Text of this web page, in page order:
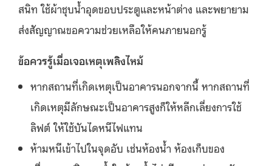
สนิท ใช้ผ้าชุบน้ำอุดขอบประตูและหน้าต่าง และพยายาม
ส่งสัญญาณขอความช่วยเหลือให้คนภายนอกรู้
ข้อควรรู้เมื่อเจอเหตุเพลิงไหม้
หากสถานที่เกิดเหตุเป็นอาคารนอกจากนี้ หากสถานที่
เกิดเหตุมีลักษณะเป็นอาคารสูงก็ให้หลีกเลี่ยงการใช้
ลิฟต์ ให้ใช้บันไดหนีไฟแทน
ห้ามหนีเข้าไปในจุดอับ เช่นห้องน้ำ ห้องเก็บของ